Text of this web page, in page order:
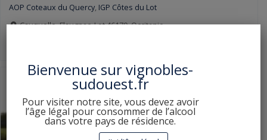
AOP Coteaux du Quercy, IGP Côtes du Lot
Cauquelle, Flaugnac, Lot 46170, Occitanie
Bienvenue survignobles-
sudouest.fr
Pour visiter notre site, vous devez avoir
l’âge légal pour consommer de l’alcool
dans votre pays de résidence.